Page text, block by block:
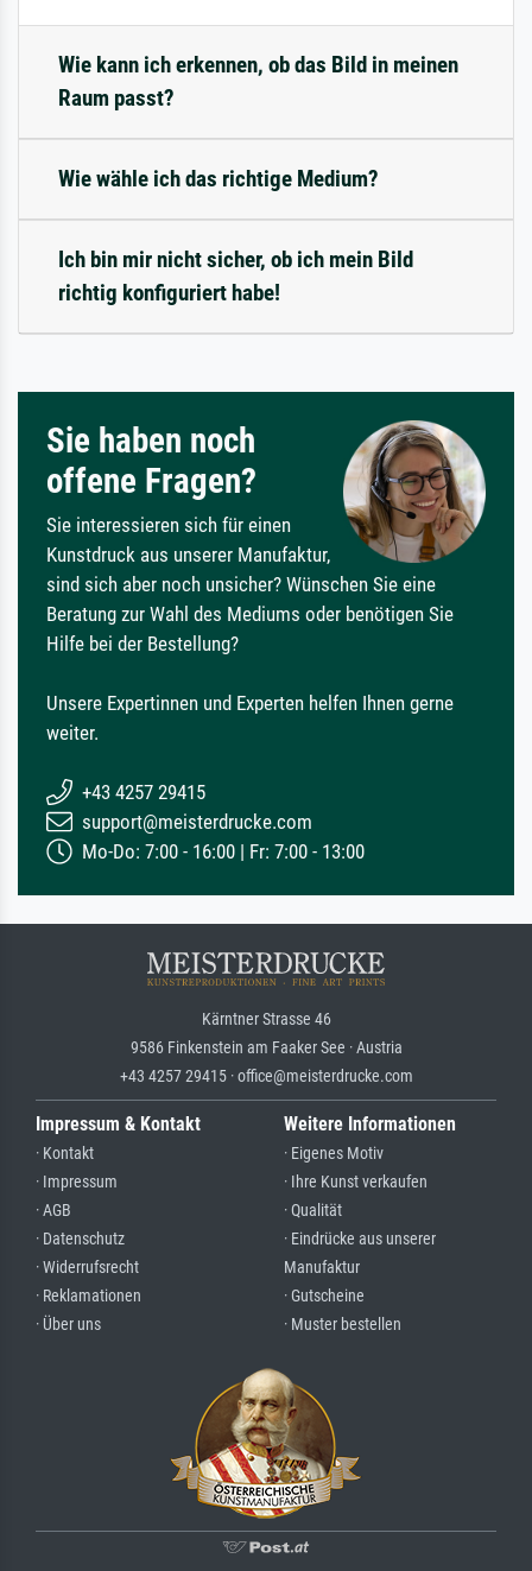
Wie kann ich erkennen, ob das Bild in meinen
Raum passt?
Wie wähle ich das richtige Medium?
Ich bin mir nicht sicher, ob ich mein Bild
richtig konfiguriert habe!
Sie haben noch
offene Fragen?
Sie interessieren sich für einen
Kunstdruck aus unserer Manufaktur,
sind sich aber noch unsicher? Wünschen Sie eine
Beratung zur Wahl des Mediums oder benötigen Sie
Hilfe bei der Bestellung?
Unsere Expertinnen und Experten helfen Ihnen gerne
weiter.
+43 4257 29415
support@meisterdrucke.com
Mo-Do: 7:00 - 16:00 | Fr: 7:00 - 13:00
Kärntner Strasse 46
9586 Finkenstein am Faaker See · Austria
+43 4257 29415 · office@meisterdrucke.com
Impressum & Kontakt
· Kontakt
· Impressum
· AGB
· Datenschutz
· Widerrufsrecht
· Reklamationen
· Über uns
Weitere Informationen
· Eigenes Motiv
· Ihre Kunst verkaufen
· Qualität
· Eindrücke aus unserer
Manufaktur
· Gutscheine
· Muster bestellen